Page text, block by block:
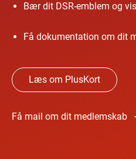
Bær dit DSR-emblem og
Få dokumentation om dit
Læs om PlusKort
Få mail om dit medlemskab